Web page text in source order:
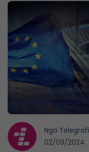
Nga Telegrafi
02/09/2024